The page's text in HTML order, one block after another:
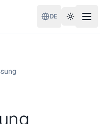
DE Toggle